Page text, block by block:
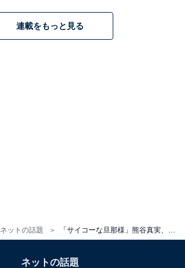
ネットの話題
連載をもっと見る
ネットの話題